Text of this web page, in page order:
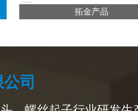
拓金产品
司